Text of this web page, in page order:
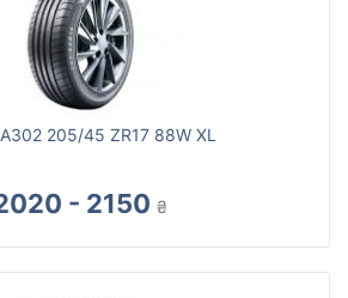
205/45 ZR17 88W XL
- 2150 ₴